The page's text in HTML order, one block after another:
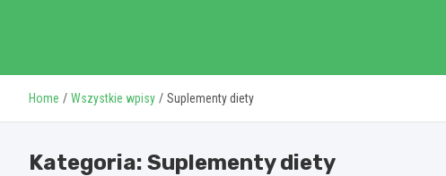
Home Wszystkie wpisy Suplementy diety
Kategoria: Suplementy diety